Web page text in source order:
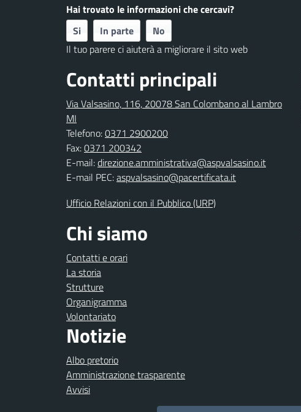
Hai trovato le informazioni che cercavi?
Si
In parte
No
Il tuo parere ci aiuterà a migliorare il sito web
Contatti principali
Via Valsasino, 116, 20078 San Colombano al Lambro
MI
Telefono:0371 2900200
Fax:0371 200342
E-mail:direzione.amministrativa@aspvalsasino.it
E-mail PEC:aspvalsasino@pacertificata.it
Ufficio Relazioni con il Pubblico (URP)
Chi siamo
Contatti e orari
La storia
Strutture
Organigramma
Volontariato
Notizie
Albo pretorio
Amministrazione trasparente
Avvisi